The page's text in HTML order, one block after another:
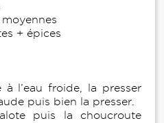
+ épices
à l’eau froide, la presser
puis bien la presser.
puis la choucroute